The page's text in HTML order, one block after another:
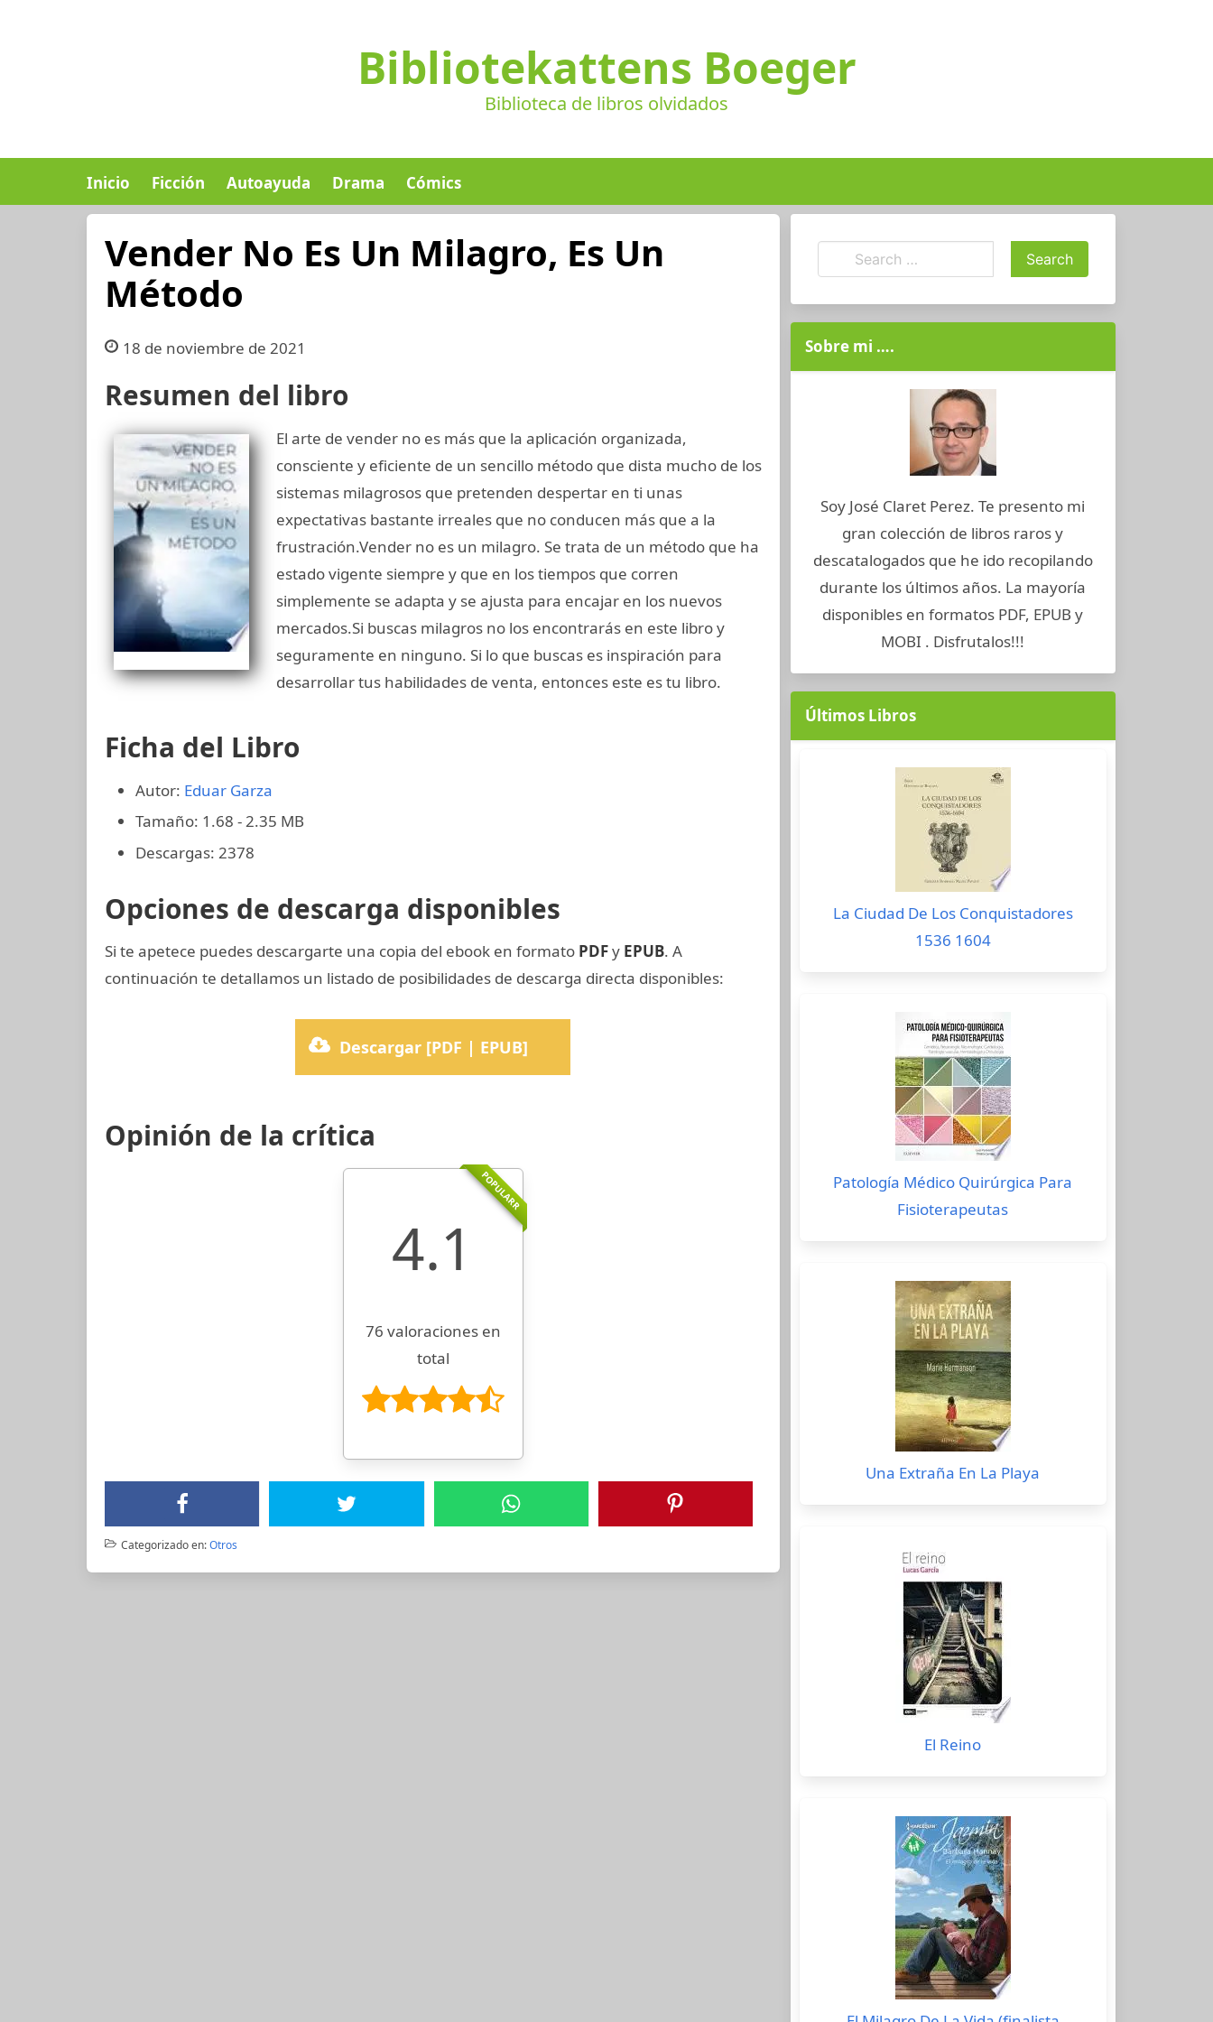
Bibliotekattens Boeger
Biblioteca de libros olvidados
Inicio Ficción Autoayuda Drama Cómics
Vender No Es Un Milagro, Es Un
Método
18 de noviembre de 2021
Resumen del libro
El arte de vender no es más que la aplicación organizada,
consciente y eficiente de un sencillo método que dista mucho de los
sistemas milagrosos que pretenden despertar en ti unas
expectativas bastante irreales que no conducen más que a la
frustración.Vender no es un milagro. Se trata de un método que ha
estado vigente siempre y que en los tiempos que corren
simplemente se adapta y se ajusta para encajar en los nuevos
mercados.Si buscas milagros no los encontrarás en este libro y
seguramente en ninguno. Si lo que buscas es inspiración para
desarrollar tus habilidades de venta, entonces este es tu libro.
Ficha del Libro
Autor: Eduar Garza
Tamaño: 1.68 - 2.35 MB
Descargas: 2378
Opciones de descarga disponibles
Si te apetece puedes descargarte una copia del ebook en formato PDFy EPUB. A
continuación te detallamos un listado de posibilidades de descarga directa disponibles:
Descargar [PDF | EPUB]
Opinión de la crítica
POPULARR
4.1
76 valoraciones en
total
Categorizado en:Otros
Sobre mi ….
Soy José Claret Perez. Te presento mi
gran colección de libros raros y
descatalogados que he ido recopilando
durante los últimos años. La mayoría
disponibles en formatos PDF, EPUB y
MOBI . Disfrutalos!!!
Últimos Libros
La Ciudad De Los Conquistadores
1536 1604
Patología Médico Quirúrgica Para
Fisioterapeutas
Una Extraña En La Playa
El Reino